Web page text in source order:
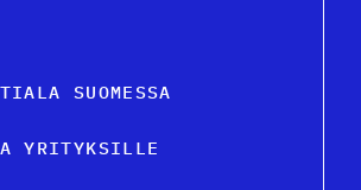
SUOMESSA
YRITYKSILLE